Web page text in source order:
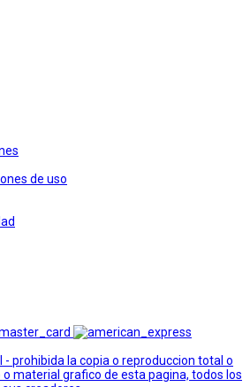
de uso
prohibida la copia o reproduccion total o
material grafico de esta pagina, todos los